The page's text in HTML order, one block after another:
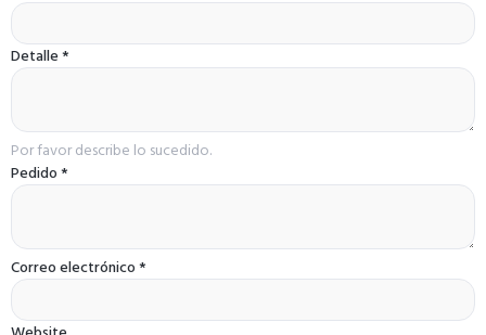
Detalle*
Por favor describe lo sucedido.
Pedido*
Correo electrónico*